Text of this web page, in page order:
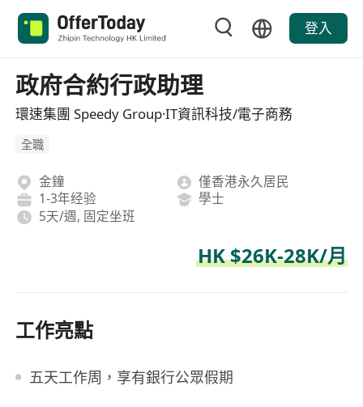
登入
政府合約行政助理
環速集團 Speedy Group·IT資訊科技/電子商務
全職
金鐘
僅香港永久居民
1-3年经验
學士
5天/週, 固定坐班
HK $26K-28K/月
工作亮點
五天工作周，享有銀行公眾假期